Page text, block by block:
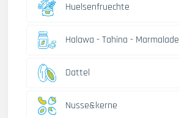
Huelsenfruechte
Halawa - Tahina - Marmalade
Dattel
Nusse&kerne